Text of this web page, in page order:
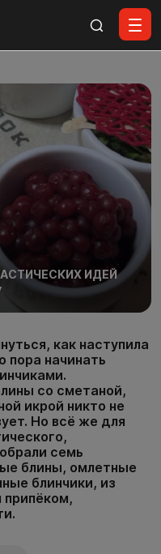
ИДЕЙ
как наступила
пора начинать
со сметаной,
икрой никто не
Но всё же для
семь
блины, омлетные
блинчики, из
припёком,